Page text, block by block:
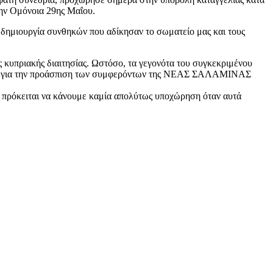
Ομόνοια 29ης Μαΐου.
συνθηκών που αδίκησαν το σωματείο μας και τους
διαιτησίας. Ωστόσο, τα γεγονότα του συγκεκριμένου
για την προάσπιση των συμφερόντων της ΝΕΑΣ ΣΑΛΑΜΙΝΑΣ
να κάνουμε καμία απολύτως υποχώρηση όταν αυτά